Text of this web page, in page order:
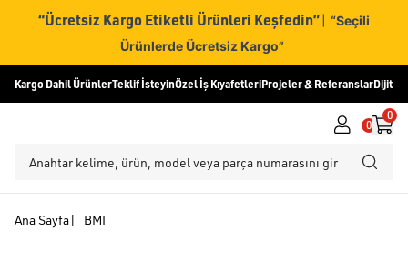
“Ücretsiz Kargo Etiketli Ürünleri Keşfedin” | “Seçili
Ürünlerde Ücretsiz Kargo”
Kargo Dahil ÜrünlerTeklif İsteyinÖzel İş KıyafetleriProjeler & ReferanslarDijital
0
0
Ana Sayfa| BMI